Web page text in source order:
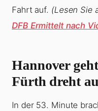
Fahrt auf. (Lesen Sie
DFB Ermittelt nach
Hannover
Fürth dreht
In der 53. Minute